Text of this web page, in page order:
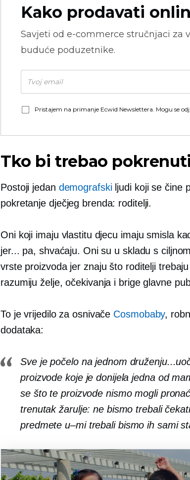
Kako prodavati
Savjeti od e-commerce stručnjaci za
buduće poduzetnike.
Pristajem na primanje Ecwid Newslettera. Mogu se
Tko bi trebao
Postoji jedan demografskiljudi koji se čine
pokretanje dječjeg brenda: roditelji.
Oni koji imaju vlastitu djecu imaju smisla
jer... pa, shvaćaju. Oni su u skladu s
vrste proizvoda jer znaju što roditelji
razumiju želje, očekivanja i brige glavne
To je vrijedilo za osnivače Cosmobaby,
dodataka:
Sve je počelo na jednom
proizvode koje je donijela jedna od
se što te proizvode nismo mogli
trenutak žarulje: ne bismo trebali
predmeteu–mitrebali bismo ih sami